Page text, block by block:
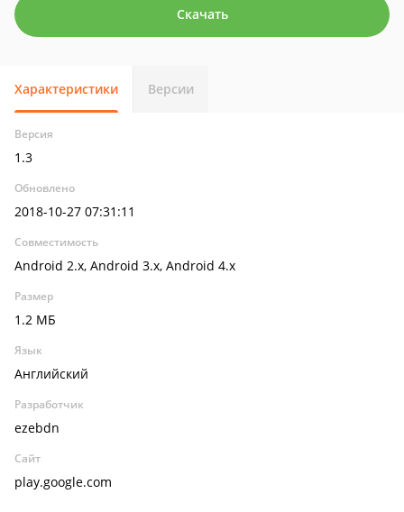
Скачать
Характеристики Версии
Версия
1.3
Обновлено
2018-10-27 07:31:11
Совместимость
Android 2.x, Android 3.x, Android 4.x
Размер
1.2 МБ
Язык
Английский
Разработчик
ezebdn
Сайт
play.google.com